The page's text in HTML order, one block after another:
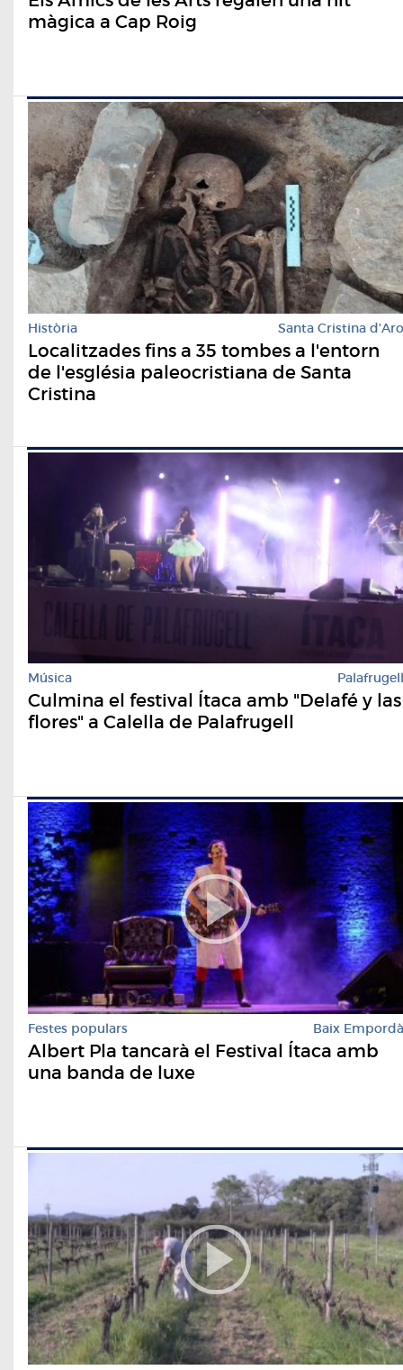
màgica a Cap Roig
Història Santa Cristina d'Aro
Localitzades fins a 35 tombes a l'entorn
de l'església paleocristiana de Santa
Cristina
Música Palafrugell
Culmina el festival Ítaca amb "Delafé y las
flores" a Calella de Palafrugell
Festes populars Baix Empordà
Albert Pla tancarà el Festival Ítaca amb
una banda de luxe